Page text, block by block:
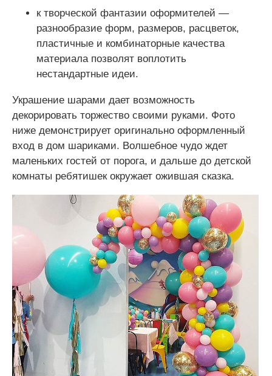
к творческой фантазии оформителей —
разнообразие форм, размеров, расцветок,
пластичные и комбинаторные качества
материала позволят воплотить
нестандартные идеи.
Украшение шарами дает возможность
декорировать торжество своими руками. Фото
ниже демонстрирует оригинально оформленный
вход в дом шариками. Волшебное чудо ждет
маленьких гостей от порога, и дальше до детской
комнаты ребятишек окружает ожившая сказка.